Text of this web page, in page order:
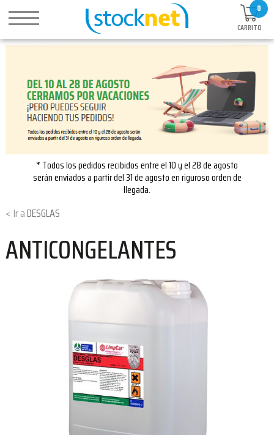
0
CARRITO
* Todos los pedidos recibidos entre el 10 y el 28 de agosto
serán enviados a partir del 31 de agosto en riguroso orden de
llegada.
DESGLAS
ANTICONGELANTES